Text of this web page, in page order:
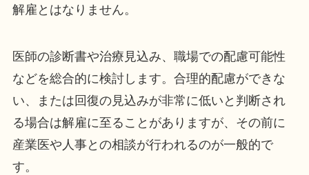
解雇とはなりません。
医師の診断書や治療見込み、職場での配慮可能性
などを総合的に検討します。合理的配慮ができな
い、または回復の見込みが非常に低いと判断され
る場合は解雇に至ることがありますが、その前に
産業医や人事との相談が行われるのが一般的で
す。